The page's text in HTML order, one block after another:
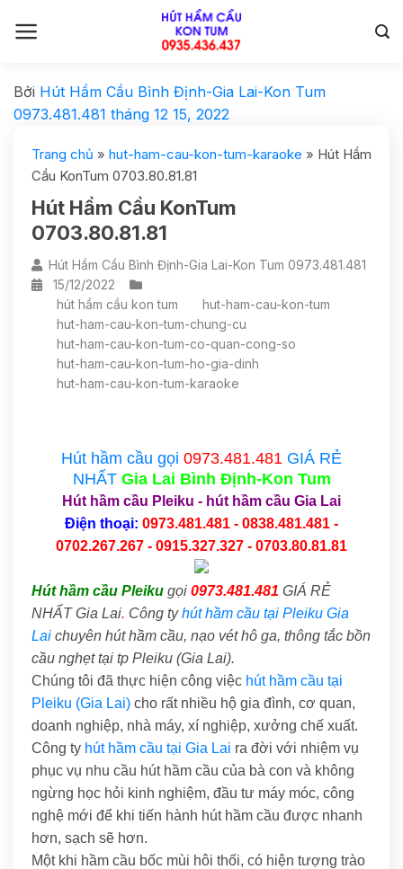
Bởi Hút Hầm Cầu Bình Định-Gia Lai-Kon Tum
0973.481.481 tháng 12 15, 2022
Trang chủ » hut-ham-cau-kon-tum-karaoke » Hút Hầm
Cầu KonTum 0703.80.81.81
Hút Hầm Cầu KonTum
0703.80.81.81
Hút Hầm Cầu Bình Định-Gia Lai-Kon Tum 0973.481.481
15/12/2022
hút hầm cầu kon tum
hut-ham-cau-kon-tum
hut-ham-cau-kon-tum-chung-cu
hut-ham-cau-kon-tum-co-quan-cong-so
hut-ham-cau-kon-tum-ho-gia-dinh
hut-ham-cau-kon-tum-karaoke
Hút hầm cầu gọi 0973.481.481 GIÁ RẺ
NHẤTGia Lai Bình Định-Kon Tum
Hút hầm cầu Pleiku - hút hầm cầu Gia Lai
Điện thoại: 0973.481.481 - 0838.481.481 -
0702.267.267 - 0915.327.327 - 0703.80.81.81
Hút hầm cầu Pleiku gọi 0973.481.481 GIÁ RẺ
NHẤT Gia Lai. Công tyhút hầm cầu tại Pleiku Gia
Lai chuyên hút hầm cầu, nạo vét hô ga, thông tắc bồn
cầu nghẹt tại tp Pleiku (Gia Lai).
Chúng tôi đã thực hiện công việc hút hầm cầu tại
Pleiku (Gia Lai) cho rất nhiều hộ gia đình, cơ quan,
doanh nghiệp, nhà máy, xí nghiệp, xưởng chế xuất.
Công ty hút hầm cầu tại Gia Lai ra đời với nhiệm vụ
phục vụ nhu cầu hút hầm cầu của bà con và không
ngừng học hỏi kinh nghiệm, đầu tư máy móc, công
nghệ mới để khi tiến hành hút hầm cầu được nhanh
hơn, sạch sẽ hơn.
Một khi hầm cầu bốc mùi hôi thối, có hiện tượng trào